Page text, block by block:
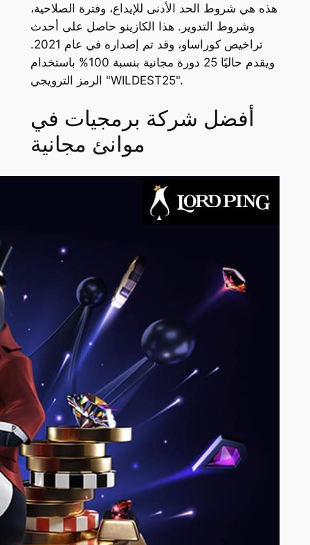
هذه هي شروط الحد الأدنى للإيداع، وفترة الصلاحية،
وشروط التدوير. هذا الكازينو حاصل على أحدث
تراخيص كوراساو، وقد تم إصداره في عام 2021.
ويقدم حاليًا 25 دورة مجانية بنسبة 100% باستخدام
الرمز الترويجي "WILDEST25".
أفضل شركة برمجيات في
موانئ مجانية